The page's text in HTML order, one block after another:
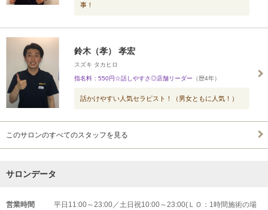
事！
鈴木（孝） 孝宏
スズキ タカヒロ
指名料：550円☆話しやすさ◎店舗リーダー （歴4年）
話かけやすい人気セラピスト！（男女ともに人気！）
このサロンのすべてのスタッフを見る
サロンデータ
営業時間
平日11:00～23:00／土日祝10:00～23:00(ＬＯ：1時間施術の場